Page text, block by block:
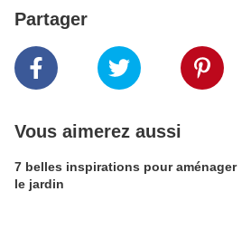
Partager
Vous aimerez aussi
7 belles inspirations pour aménager
le jardin